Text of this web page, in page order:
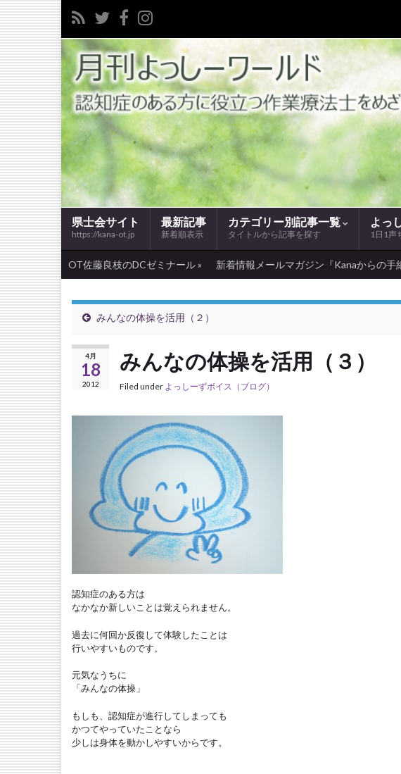
県士会サイト
https://kana-ot.jp
最新記事
新着順表示
カテゴリー別記事一覧
タイトルから記事を探す
よっ
1日1声
OT佐藤良枝のDCゼミナール » 新着情報メールマガジン『Kanaからの手
みんなの体操を活用（２）
4月
18
2012
みんなの体操を活用（３）
Filed under よっしーずボイス（ブログ）
認知症のある方は
なかなか新しいことは覚えられません。
過去に何回か反復して体験したことは
行いやすいものです。
元気なうちに
「みんなの体操」
もしも、認知症が進行してしまっても
かつてやっていたことなら
少しは身体を動かしやすいからです。